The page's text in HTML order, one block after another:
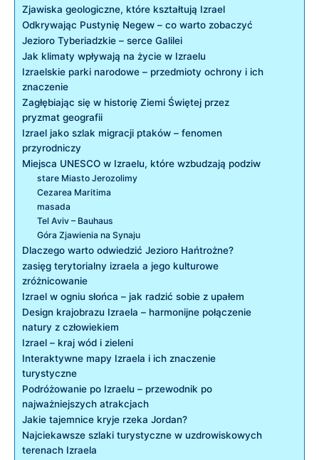
Zjawiska geologiczne, które kształtują Izrael
Odkrywając Pustynię Negew – co warto zobaczyć
Jezioro Tyberiadzkie – serce Galilei
Jak klimaty wpływają na życie w Izraelu
Izraelskie parki narodowe – przedmioty ochrony i ich
znaczenie
Zagłębiając się w historię Ziemi Świętej przez
pryzmat geografii
Izrael jako szlak migracji ptaków – fenomen
przyrodniczy
Miejsca UNESCO w Izraelu, które wzbudzają podziw
stare Miasto Jerozolimy
Cezarea Maritima
masada
Tel Aviv – Bauhaus
Góra Zjawienia na Synaju
Dlaczego warto odwiedzić Jezioro Hańtrożne?
zasięg terytorialny izraela a jego kulturowe
zróżnicowanie
Izrael w ogniu słońca – jak radzić sobie z upałem
Design krajobrazu Izraela – harmonijne połączenie
natury z człowiekiem
Izrael – kraj wód i zieleni
Interaktywne mapy Izraela i ich znaczenie
turystyczne
Podróżowanie po Izraelu – przewodnik po
najważniejszych atrakcjach
Jakie tajemnice kryje rzeka Jordan?
Najciekawsze szlaki turystyczne w uzdrowiskowych
terenach Izraela